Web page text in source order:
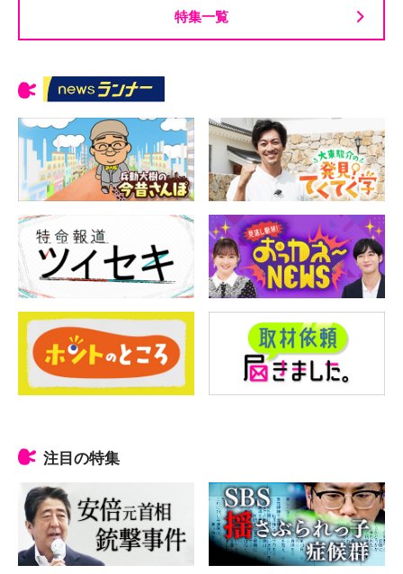
特集一覧
注目の特集